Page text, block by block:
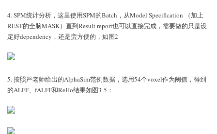
4. SPM统计分析，这里使用SPM的Batch，从Model Specification （加上
REST的全脑MASK）直到Result report也可以直接完成，需要做的只是设
定好dependency，还是蛮方便的，如图2
5. 按照严老师给出的AlphaSim范例数据，选用54个voxel作为阈值，得到
的ALFF、fALFF和ReHo结果如图3-5：